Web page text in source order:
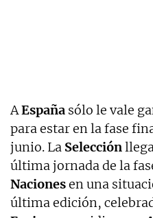
AEspaña sólo le vale
para estar en la fase
junio. La Selección
última jornada de la
Nacionesen una
última edición,